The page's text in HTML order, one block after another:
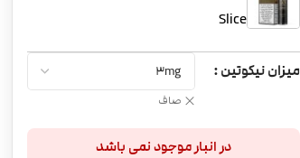
Slice
میزان نیکوتین
صاف
در انبار موجود نمی باشد